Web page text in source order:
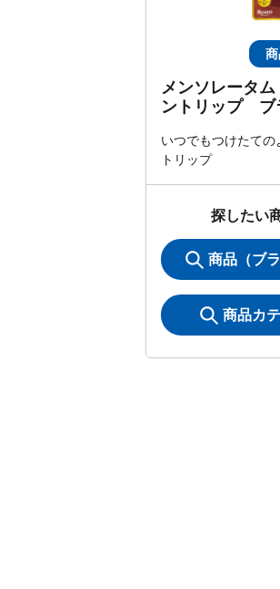
メンソレータ
ントリップ ブ
いつでもつけたて
トリップ
探したい
商品（ブ
商品カ